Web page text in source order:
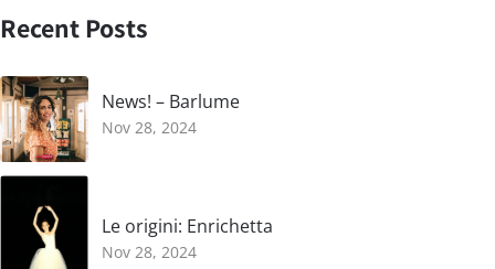
Recent Posts
News! – Barlume
Nov 28, 2024
Le origini: Enrichetta
Nov 28, 2024